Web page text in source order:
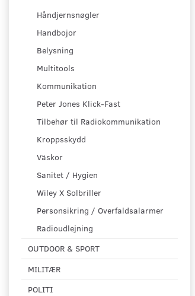
Håndjernsnøgler
Handbojor
Belysning
Multitools
Kommunikation
Peter Jones Klick-Fast
Tilbehør til Radiokommunikation
Kroppsskydd
Väskor
Sanitet / Hygien
Wiley X Solbriller
Personsikring / Overfaldsalarmer
Radioudlejning
OUTDOOR & SPORT
MILITÆR
POLITI